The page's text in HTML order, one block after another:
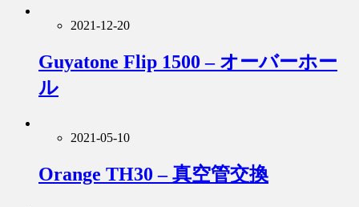
2021-12-20
Guyatone Flip 1500 – オーバーホー
ル
2021-05-10
Orange TH30 – 真空管交換